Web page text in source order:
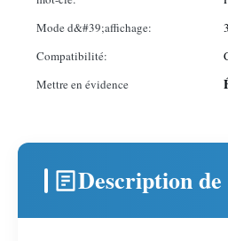
Mode d&#39;affichage:
Compatibilité:
Mettre en évidence
Description